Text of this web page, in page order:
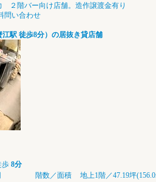
２階バー向け店舗。造作譲渡金有り
問い合わせ
駅 徒歩8分）の居抜き貸店舗
歩 8分
階数／面積
地上1階／47.19坪